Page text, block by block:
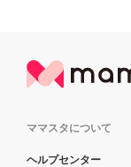
ママスタについて
ヘルプセンター